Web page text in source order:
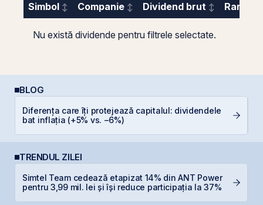
Simbol Companie Dividend brut
Nu există dividende pentru filtrele selectate.
BLOG
Diferența care îți protejează capitalul: dividendele
bat inflația (+5% vs. −6%)
TRENDUL ZILEI
Simtel Team cedează etapizat 14% din ANT Power
pentru 3,99 mil. lei și își reduce participația la 37%